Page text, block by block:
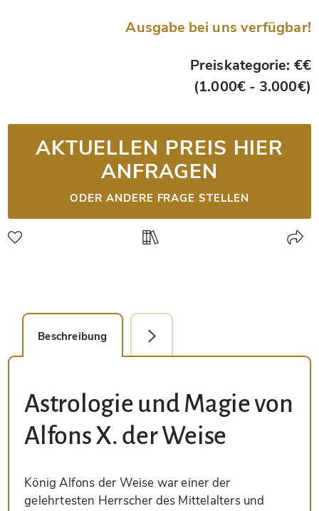
Ausgabe bei uns verfügbar!
Preiskategorie: €€
(1.000€ - 3.000€)
AKTUELLEN PREIS HIER
ANFRAGEN
ODER ANDERE FRAGE STELLEN
Beschreibung Faksimile-Editionen (1)
Astrologie und Magie von
Alfons X. der Weise
König Alfons der Weise war einer der
gelehrtesten Herrscher des Mittelalters und